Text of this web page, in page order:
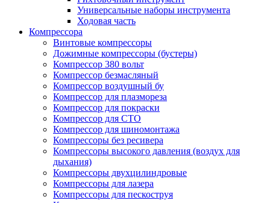
Универсальные наборы инструмента
Ходовая часть
Компрессора
Винтовые компрессоры
Дожимные компрессоры (бустеры)
Компрессор 380 вольт
Компрессор безмасляный
Компрессор воздушный бу
Компрессор для плазмореза
Компрессор для покраски
Компрессор для СТО
Компрессор для шиномонтажа
Компрессоры без ресивера
Компрессоры высокого давления (воздух для
дыхания)
Компрессоры двухцилиндровые
Компрессоры для лазера
Компрессоры для пескоструя